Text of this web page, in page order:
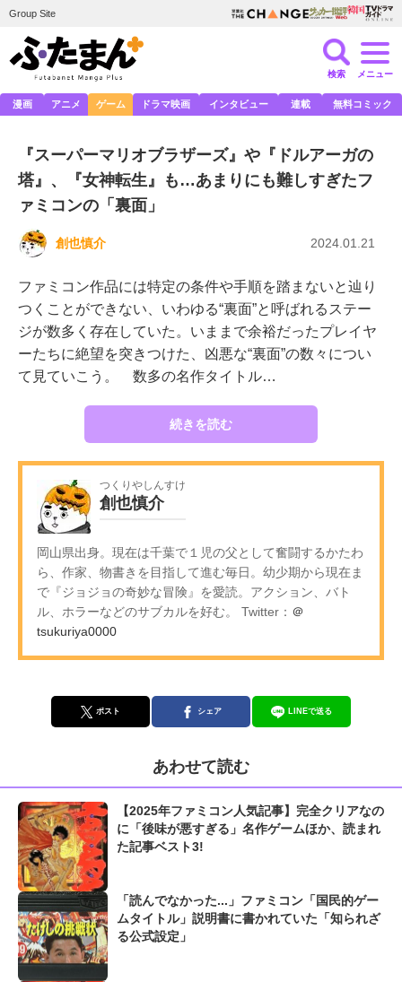
Group Site
検索 メニュー
漫画 アニメ ゲーム ドラマ映画 インタビュー 連載 無料コミック
『スーパーマリオブラザーズ』や『ドルアーガの
塔』、『女神転生』も…あまりにも難しすぎたフ
ァミコンの「裏面」
創也慎介 2024.01.21
ファミコン作品には特定の条件や手順を踏まないと辿り
つくことができない、いわゆる“裏面”と呼ばれるステー
ジが数多く存在していた。いままで余裕だったプレイヤ
ーたちに絶望を突きつけた、凶悪な“裏面”の数々につい
て見ていこう。 数多の名作タイトル…
続きを読む
つくりやしんすけ
創也慎介
岡山県出身。現在は千葉で１児の父として奮闘するかたわ
ら、作家、物書きを目指して進む毎日。幼少期から現在ま
で『ジョジョの奇妙な冒険』を愛読。アクション、バト
ル、ホラーなどのサブカルを好む。 Twitter： ＠
tsukuriya0000
ポスト シェア LINEで送る
あわせて読む
【2025年ファミコン人気記事】完全クリアなの
に「後味が悪すぎる」名作ゲームほか、読まれ
た記事ベスト3!
「読んでなかった...」ファミコン「国民的ゲー
ムタイトル」説明書に書かれていた「知られざ
る公式設定」